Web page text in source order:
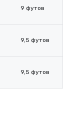
9 футов
9,5 футов
9,5 футов